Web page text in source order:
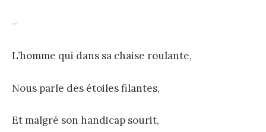
–
L’homme qui dans sa chaise roulante,
Nous parle des étoiles filantes,
Et malgré son handicap sourit,